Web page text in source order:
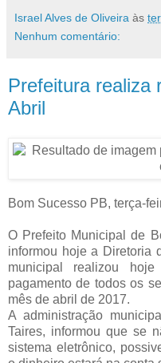
Israel Alves de Oliveira às
Nenhum comentário:
Prefeitura realiza
Abril
Bom Sucesso PB, terça-
O Prefeito Municipal de
informou hoje a Diretoria
municipal realizou
pagamento de todos os
mês de abril de 2017.
A administração
Taires, informou que se
sistema eletrônico,